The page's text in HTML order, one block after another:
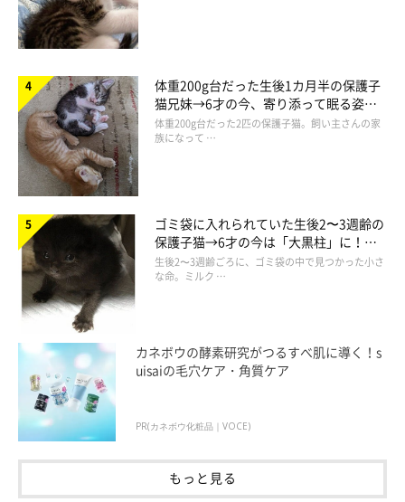
体重200g台だった生後1カ月半の保護子
猫兄妹→6才の今、寄り添って眠る姿に
ほっこり！
体重200g台だった2匹の保護子猫。飼い主さんの家
族になって …
ゴミ袋に入れられていた生後2〜3週齢の
保護子猫→6才の今は「大黒柱」に！
美しい黒猫に成長した姿にグッとくる
生後2〜3週齢ごろに、ゴミ袋の中で見つかった小さ
な命。ミルク …
カネボウの酵素研究がつるすべ肌に導く！s
uisaiの毛穴ケア・角質ケア
PR(カネボウ化粧品｜VOCE)
もっと見る